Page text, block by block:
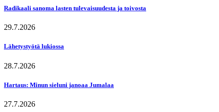
Radikaali sanoma lasten tulevaisuudesta ja toivosta
29.7.2026
Lähetystyötä lukiossa
28.7.2026
Hartaus: Minun sieluni janoaa Jumalaa
27.7.2026